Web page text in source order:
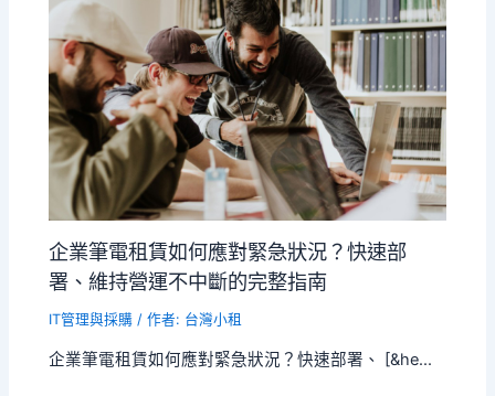
企業筆電租賃如何應對緊急狀況？快速部
署、維持營運不中斷的完整指南
IT管理與採購 / 作者: 台灣小租
企業筆電租賃如何應對緊急狀況？快速部署、 [&he...